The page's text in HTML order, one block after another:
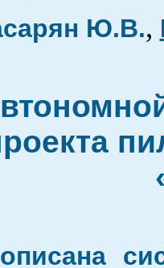
Ю.В.,